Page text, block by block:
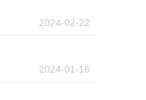
2024-02-22
2024-01-16